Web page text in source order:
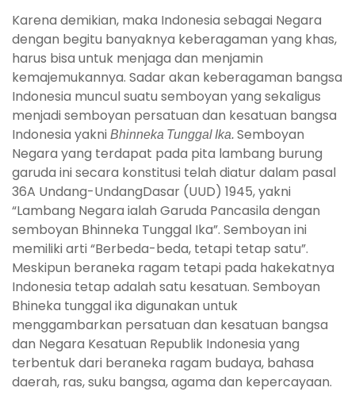
Karena demikian, maka Indonesia sebagai Negara
dengan begitu banyaknya keberagaman yang khas,
harus bisa untuk menjaga dan menjamin
kemajemukannya. Sadar akan keberagaman bangsa
Indonesia muncul suatu semboyan yang sekaligus
menjadi semboyan persatuan dan kesatuan bangsa
Indonesia yakniBhinneka Tunggal Ika.Semboyan
Negara yang terdapat pada pita lambang burung
garuda ini secara konstitusi telah diatur dalam pasal
36A Undang-UndangDasar (UUD) 1945, yakni
“Lambang Negara ialah Garuda Pancasila dengan
semboyan Bhinneka Tunggal Ika”. Semboyan ini
memiliki arti “Berbeda-beda, tetapi tetap satu”.
Meskipun beraneka ragam tetapi pada hakekatnya
Indonesia tetap adalah satu kesatuan. Semboyan
Bhineka tunggal ika digunakan untuk
menggambarkan persatuan dan kesatuan bangsa
dan Negara Kesatuan Republik Indonesia yang
terbentuk dari beraneka ragam budaya, bahasa
daerah, ras, suku bangsa, agama dan kepercayaan.